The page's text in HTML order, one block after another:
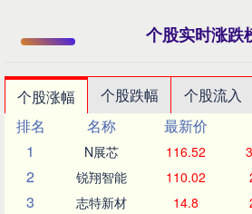
个股实时涨跌
个股涨幅 个股跌幅 个股流入
排名
名称 最新价
1
N展芯 116.52
2 锐翔智能 110.02
3 志特新材 14.8